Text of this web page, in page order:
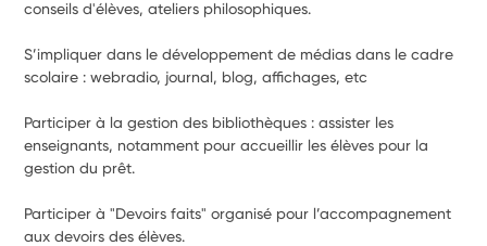
conseils d'élèves, ateliers philosophiques.
S’impliquer dans le développement de médias dans le cadre
scolaire : webradio, journal, blog, affichages, etc
Participer à la gestion des bibliothèques : assister les
enseignants, notamment pour accueillir les élèves pour la
gestion du prêt.
Participer à "Devoirs faits" organisé pour l’accompagnement
aux devoirs des élèves.